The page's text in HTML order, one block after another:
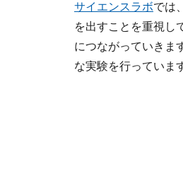
サイエンスラボでは
を出すことを重視し
につながっていきま
な実験を行っていま